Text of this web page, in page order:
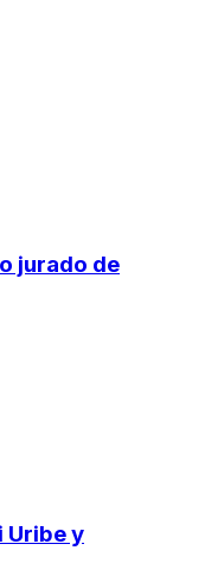
jurado de
Uribe y